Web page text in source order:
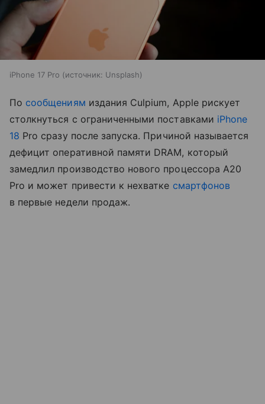
iPhone 17 Pro источник: Unsplash
По сообщениям издания Culpium, Apple рискует
столкнуться с ограниченными поставками iPhone
18 Pro сразу после запуска. Причиной называется
дефицит оперативной памяти DRAM, который
замедлил производство нового процессора A20
Pro и может привести к нехватке смартфонов
в первые недели продаж.